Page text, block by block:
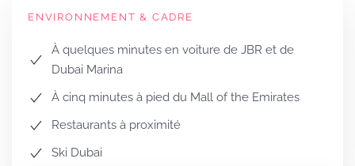
ENVIRONNEMENT & CADRE
À quelques minutes en voiture de JBR et de
Dubai Marina
À cinq minutes à pied du Mall of the Emirates
Restaurants à proximité
Ski Dubai